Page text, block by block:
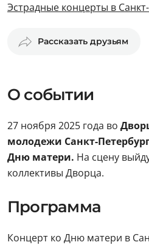
Эстрадные концерты в
Рассказать друзьям
О событии
27 ноября 2025 года во
молодежи Санкт-
Дню матери. На сцену
коллективы Дворца.
Программа
Концерт ко Дню матери в